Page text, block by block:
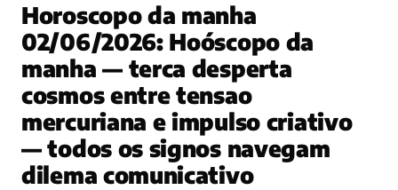
Horoscopo da manha
02/06/2026: Hoóscopo da
manha — terca desperta
cosmos entre tensao
mercuriana e impulso criativo
— todos os signos navegam
dilema comunicativo